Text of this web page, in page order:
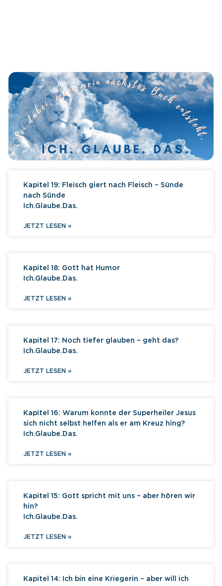
Kapitel 19: Fleisch giert nach Fleisch – Sünde
nach Sünde
Ich.Glaube.Das.
JETZT LESEN »
Kapitel 18: Gott hat Humor
Ich.Glaube.Das.
JETZT LESEN »
Kapitel 17: Noch tiefer glauben – geht das?
Ich.Glaube.Das.
JETZT LESEN »
Kapitel 16: Warum konnte der Superheiler Jesus
sich nicht selbst helfen als er am Kreuz hing?
Ich.Glaube.Das.
JETZT LESEN »
Kapitel 15: Gott spricht mit uns – aber hören wir
hin?
Ich.Glaube.Das.
JETZT LESEN »
Kapitel 14: Ich bin eine Kriegerin – aber will ich